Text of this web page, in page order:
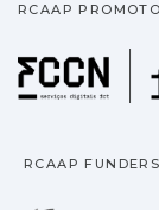
RCAAP
RCAAP FUNDERS